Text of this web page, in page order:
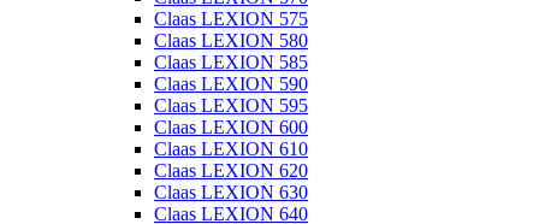
Claas LEXION 575
Claas LEXION 580
Claas LEXION 585
Claas LEXION 590
Claas LEXION 595
Claas LEXION 600
Claas LEXION 610
Claas LEXION 620
Claas LEXION 630
Claas LEXION 640